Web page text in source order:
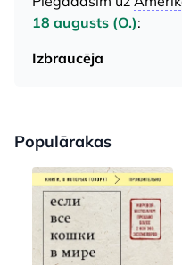
18 augusts (O.):
Izbraucēja
Populārakas